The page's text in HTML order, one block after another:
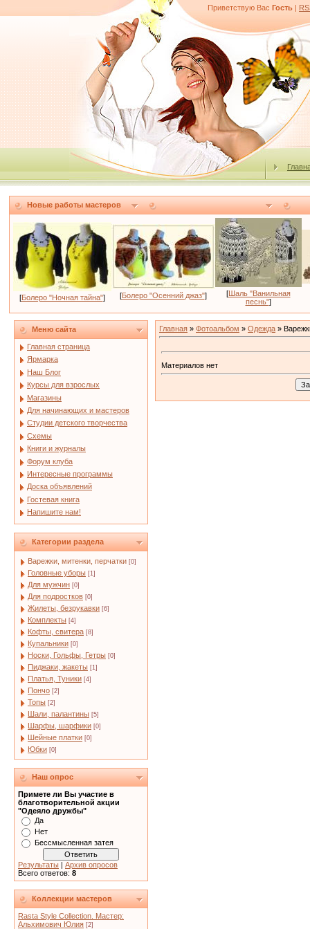
Приветствую Вас Гость |
Новые работы мастеров
[Болеро "Ночная тайна"] [Болеро "Осенний джаз"] [Шаль "Ванильная
песнь"]
Меню сайта
Главная страница
Ярмарка
Наш Блог
Курсы для взрослых
Магазины
Для начинающих и мастеров
Студии детского творчества
Схемы
Книги и журналы
Форум клуба
Интересные программы
Доска объявлений
Гостевая книга
Напишите нам!
Категории раздела
Варежки, митенки, перчатки [0]
Головные уборы [1]
Для мужчин [0]
Для подростков [0]
Жилеты, безрукавки [6]
Комплекты [4]
Кофты, свитера [8]
Купальники [0]
Носки, Гольфы, Гетры [0]
Пиджаки, жакеты [1]
Платья, Туники [4]
Пончо [2]
Топы [2]
Шали, палантины [5]
Шарфы, шарфики [0]
Шейные платки [0]
Юбки [0]
Наш опрос
Примете ли Вы участие в
благотворительной акции
"Одеяло дружбы"
Да
Нет
Бессмысленная затея
Результаты | Архив опросов
Всего ответов: 8
Коллекции мастеров
Rasta Style Collection. Мастер:
Альхимович Юлия [2]
Главная » Фотоальбом » Одежда »
Материалов нет